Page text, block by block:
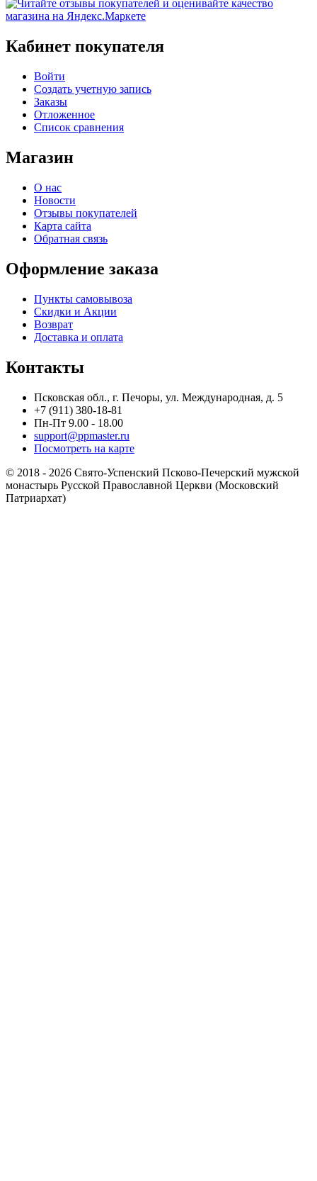
Кабинет покупателя
Войти
Создать учетную запись
Заказы
Отложенное
Список сравнения
Магазин
О нас
Новости
Отзывы покупателей
Карта сайта
Обратная связь
Оформление заказа
Пункты самовывоза
Скидки и Акции
Возврат
Доставка и оплата
Контакты
Псковская обл., г. Печоры, ул. Международная, д. 5
+7 (911) 380-18-81
Пн-Пт 9.00 - 18.00
support@ppmaster.ru
Посмотреть на карте
© 2018 - 2026 Свято-Успенский Псково-Печерский мужской
монастырь Русской Православной Церкви (Московский
Патриархат)